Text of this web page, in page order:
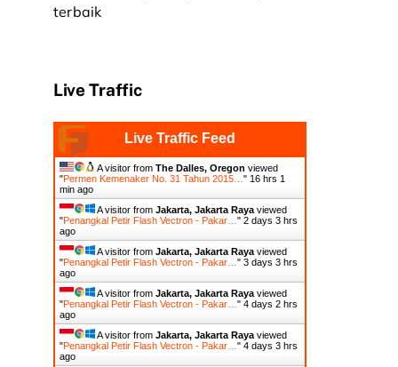
terbaik
Live Traffic
Live Traffic Feed
A visitor from The Dalles, Oregon viewed
"Permen Kemenaker No. 31 Tahun 2015… " 16 hrs 1
min ago
A visitor from Jakarta, Jakarta Raya viewed
"Penangkal Petir Flash Vectron - Pakar… " 2 days 3 hrs
ago
A visitor from Jakarta, Jakarta Raya viewed
"Penangkal Petir Flash Vectron - Pakar… " 3 days 3 hrs
ago
A visitor from Jakarta, Jakarta Raya viewed
"Penangkal Petir Flash Vectron - Pakar… " 4 days 2 hrs
ago
A visitor from Jakarta, Jakarta Raya viewed
"Penangkal Petir Flash Vectron - Pakar… " 4 days 3 hrs
ago